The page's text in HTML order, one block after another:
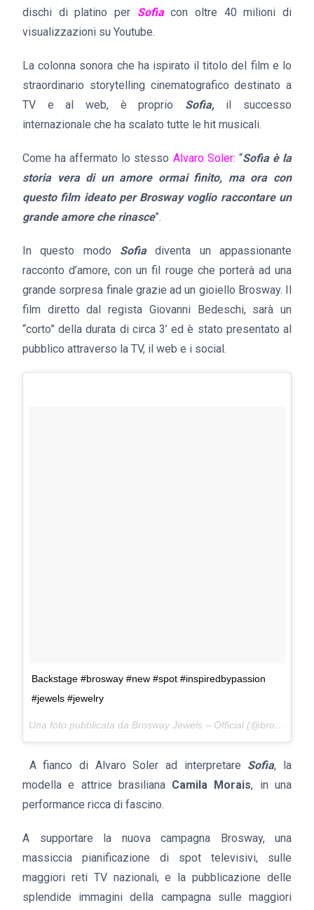
dischi di platino per Sofiacon oltre 40 milioni di
visualizzazioni su Youtube.
La colonna sonora che ha ispirato il titolo del film e lo
straordinario storytelling cinematografico destinato a
TV e al web, è proprio Sofia,il successo
internazionale che ha scalato tutte le hit musicali.
Come ha affermato lo stesso Alvaro Soler: “Sofia è la
storia vera di un amore ormai finito, ma ora con
questo film ideato per Brosway voglio raccontare un
grande amore che rinasce”.
In questo modo Sofiadiventa un appassionante
racconto d’amore, con un fil rouge che porterà ad una
grande sorpresa finale grazie ad un gioiello Brosway. Il
film diretto dal regista Giovanni Bedeschi, sarà un
“corto” della durata di circa 3’ ed è stato presentato al
pubblico attraverso la TV, il web e i social.
Backstage #brosway #new #spot #inspiredbypassion
#jewels #jewelry
Una foto pubblicata da Brosway Jewels – Official (@brosway_jewels) in data:
A fianco di Alvaro Soler ad interpretare Sofia, la
modella e attrice brasiliana Camila Morais, in una
performance ricca di fascino.
A supportare la nuova campagna Brosway, una
massiccia pianificazione di spot televisivi, sulle
maggiori reti TV nazionali, e la pubblicazione delle
splendide immagini della campagna sulle maggiori